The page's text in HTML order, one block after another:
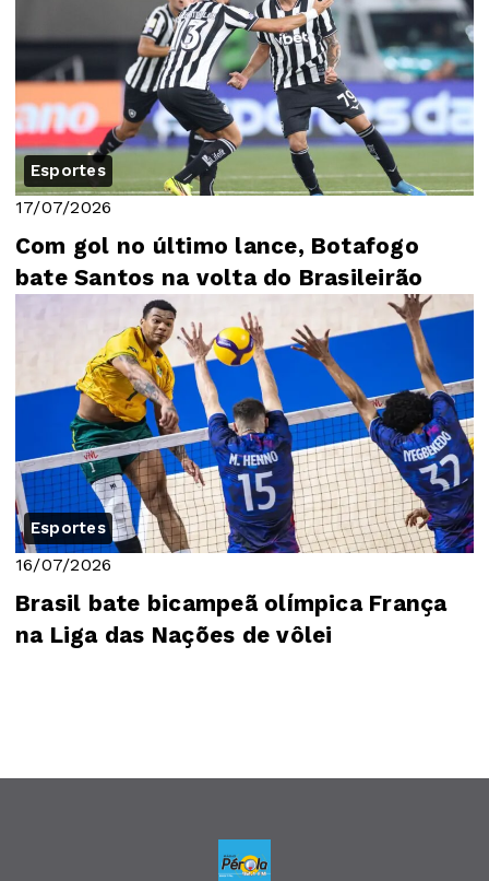
Esportes
17/07/2026
Com gol no último lance, Botafogo
bate Santos na volta do Brasileirão
Esportes
16/07/2026
Brasil bate bicampeã olímpica França
na Liga das Nações de vôlei